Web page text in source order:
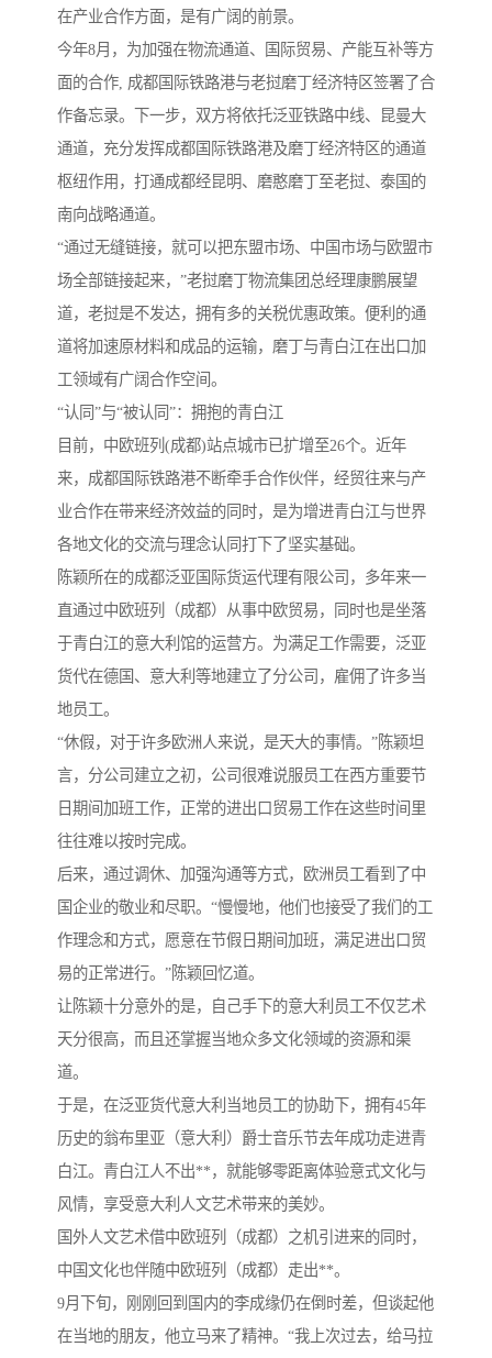
在产业合作方面，是有广阔的前景。
今年8月，为加强在物流通道、国际贸易、产能互补等方
面的合作, 成都国际铁路港与老挝磨丁经济特区签署了合
作备忘录。下一步，双方将依托泛亚铁路中线、昆曼大
通道，充分发挥成都国际铁路港及磨丁经济特区的通道
枢纽作用，打通成都经昆明、磨憨磨丁至老挝、泰国的
南向战略通道。
“通过无缝链接，就可以把东盟市场、中国市场与欧盟市
场全部链接起来，”老挝磨丁物流集团总经理康鹏展望
道，老挝是不发达，拥有多的关税优惠政策。便利的通
道将加速原材料和成品的运输，磨丁与青白江在出口加
工领域有广阔合作空间。
“认同”与“被认同”：拥抱的青白江
目前，中欧班列(成都)站点城市已扩增至26个。近年
来，成都国际铁路港不断牵手合作伙伴，经贸往来与产
业合作在带来经济效益的同时，是为增进青白江与世界
各地文化的交流与理念认同打下了坚实基础。
陈颖所在的成都泛亚国际货运代理有限公司，多年来一
直通过中欧班列（成都）从事中欧贸易，同时也是坐落
于青白江的意大利馆的运营方。为满足工作需要，泛亚
货代在德国、意大利等地建立了分公司，雇佣了许多当
地员工。
“休假，对于许多欧洲人来说，是天大的事情。”陈颖坦
言，分公司建立之初，公司很难说服员工在西方重要节
日期间加班工作，正常的进出口贸易工作在这些时间里
往往难以按时完成。
后来，通过调休、加强沟通等方式，欧洲员工看到了中
国企业的敬业和尽职。“慢慢地，他们也接受了我们的工
作理念和方式，愿意在节假日期间加班，满足进出口贸
易的正常进行。”陈颖回忆道。
让陈颖十分意外的是，自己手下的意大利员工不仅艺术
天分很高，而且还掌握当地众多文化领域的资源和渠
道。
于是，在泛亚货代意大利当地员工的协助下，拥有45年
历史的翁布里亚（意大利）爵士音乐节去年成功走进青
白江。青白江人不出**，就能够零距离体验意式文化与
风情，享受意大利人文艺术带来的美妙。
国外人文艺术借中欧班列（成都）之机引进来的同时，
中国文化也伴随中欧班列（成都）走出**。
9月下旬，刚刚回到国内的李成缘仍在倒时差，但谈起他
在当地的朋友，他立马来了精神。“我上次过去，给马拉